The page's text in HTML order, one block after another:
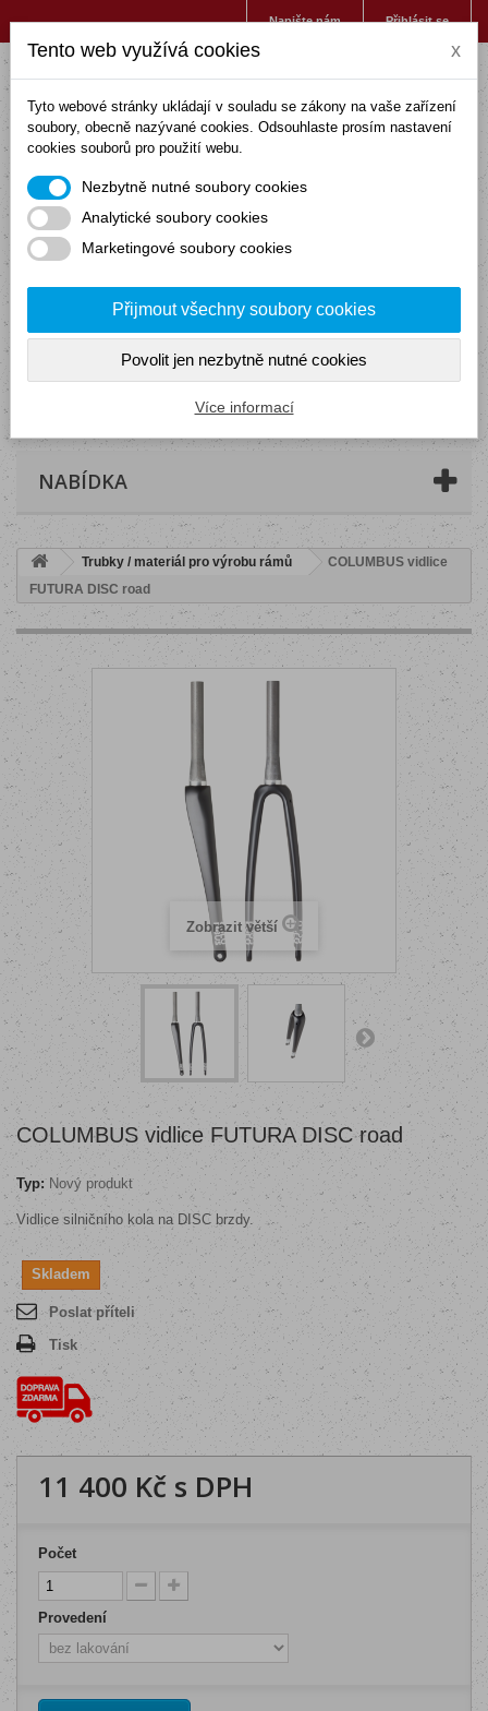
Přihlásit se
Napište nám
(prázdný)
NABÍDKA
Trubky / materiál pro výrobu rámů
COLUMBUS vidlice
FUTURA DISC road
Zobrazit větší
COLUMBUS vidlice FUTURA DISC road
Typ: Nový produkt
Vidlice silničního kola na DISC brzdy.
Skladem
Poslat příteli
Tisk
11 400 Kč s DPH
Počet
Provedení
Tento web využívá cookies x
Tyto webové stránky ukládají v souladu se zákony na vaše zařízení
soubory, obecně nazývané cookies. Odsouhlaste prosím nastavení
cookies souborů pro použití webu.
Nezbytně nutné soubory cookies
Analytické soubory cookies
Marketingové soubory cookies
Přijmout všechny soubory cookies
Povolit jen nezbytně nutné cookies
Více informací